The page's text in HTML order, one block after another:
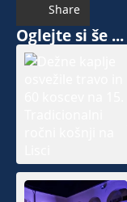
Share
Oglejte si še ...